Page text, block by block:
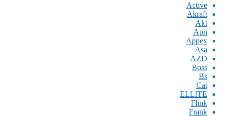
Active
Akraft
Akt
Apn
Appex
Asa
AZD
Boss
Bs
Cat
ELLITE
Flink
Frank